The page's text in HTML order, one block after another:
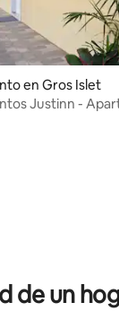
de 5, 158
en Gros Islet
Justinn -
de un